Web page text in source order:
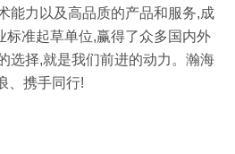
能力以及高品质的产品和服务,成
标准起草单位,赢得了众多国内外
选择,就是我们前进的动力。瀚海
、携手同行!